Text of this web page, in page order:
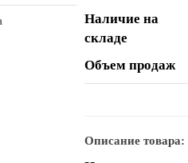
Наличие на
складе
Объем продаж
Описание товара: